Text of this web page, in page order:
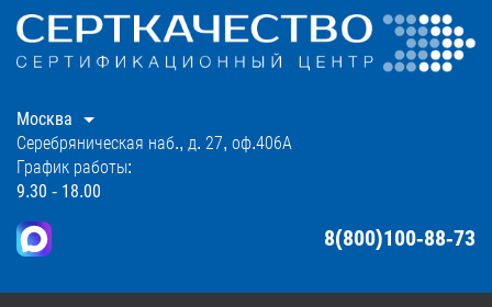
Москва
Серебряническая наб., д. 27, оф.406А
График работы:
9.30 - 18.00
8(800)100-88-73